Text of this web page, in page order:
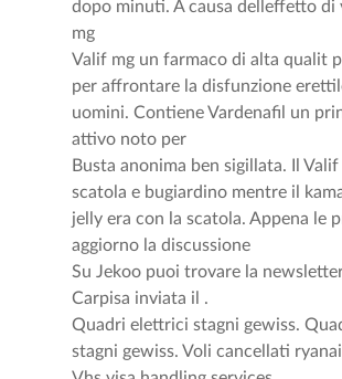
dopo minuti. A causa delleffetto di
mg
Valif mg un farmaco di alta qualit
per affrontare la disfunzione
uomini. Contiene Vardenafil un
attivo noto per
Busta anonima ben sigillata. Il Valif
scatola e bugiardino mentre il
jelly era con la scatola. Appena le
aggiorno la discussione
Su Jekoo puoi trovare la
Carpisa inviata il .
Quadri elettrici stagni gewiss.
stagni gewiss. Voli cancellati